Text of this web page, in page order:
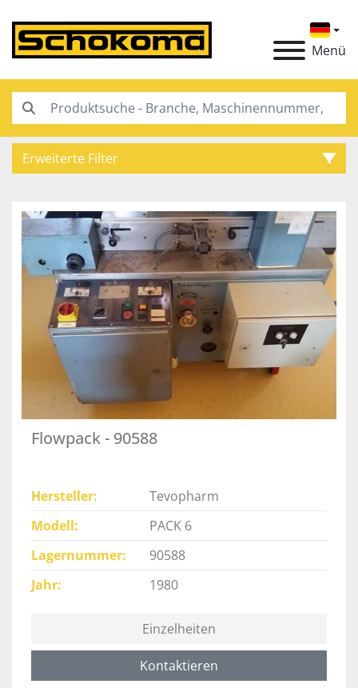
Menü
Erweiterte Filter
Hersteller
Flowpack - 90588
Hersteller
Tevopharm
Modell
PACK 6
Lagernummer
90588
Jahr
1980
Einzelheiten
Kontaktieren